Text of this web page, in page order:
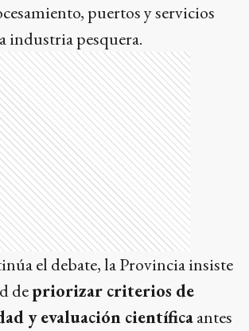
puertos y servicios
industria pesquera.
el debate, la Provincia insiste
depriorizar criterios de
y evaluación científicaantes